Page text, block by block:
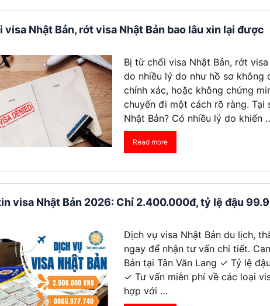
visa Nhật Bản, rớt visa Nhật Bản bao lâu xin lại được
Bị từ chối visa Nhật Bản, rớt
do nhiều lý do như hồ sơ không
chính xác, hoặc không chứng
chuyến đi một cách rõ ràng. Tại
Nhật Bản? Có nhiều lý do khiến
Read more
visa Nhật Bản 2026: Chỉ 2.400.000đ, tỷ lệ đậu
Dịch vụ visa Nhật Bản du lịch,
ngay để nhận tư vấn chi tiết.
Bản tại Tân Văn Lang ✓ Tỷ lệ
✓ Tư vấn miễn phí về các loại
hợp với …